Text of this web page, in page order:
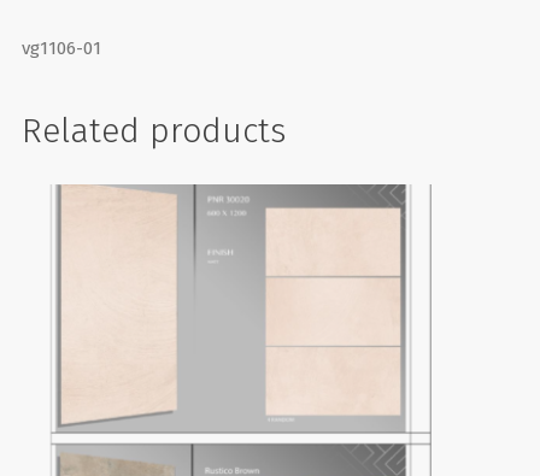
vg1106-01
Related products